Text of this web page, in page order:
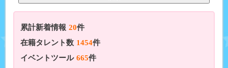
累計新着情報 20件
在籍タレント数 1454件
イベントツール 665件